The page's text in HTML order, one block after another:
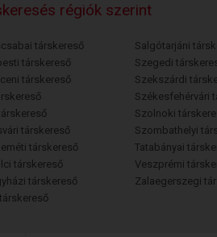
régiók szerint
társkereső
társkereső
társkereső
társkereső
társkereső
társkereső
társkereső
Salgótarjáni
Szegedi
Szekszárdi
Székesfehérvári
Szolnoki
Szombathelyi
Tatabányai
Veszprémi
Zalaegerszegi